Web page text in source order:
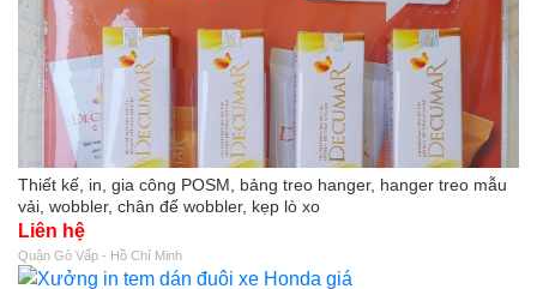
Thiết kế, in, gia công POSM, bảng treo hanger, hanger treo mẫu
vải, wobbler, chân đế wobbler, kẹp lò xo
Liên hệ
Quận Gò Vấp - Hồ Chí Minh